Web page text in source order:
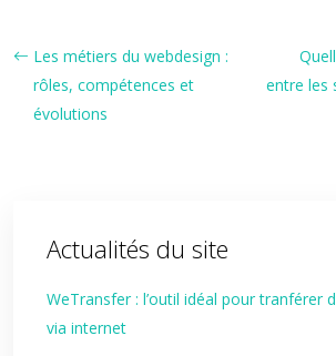
Les métiers du webdesign :
rôles, compétences et
évolutions
entre les
Actualités du site
WeTransfer : l’outil idéal pour tranférer
via internet